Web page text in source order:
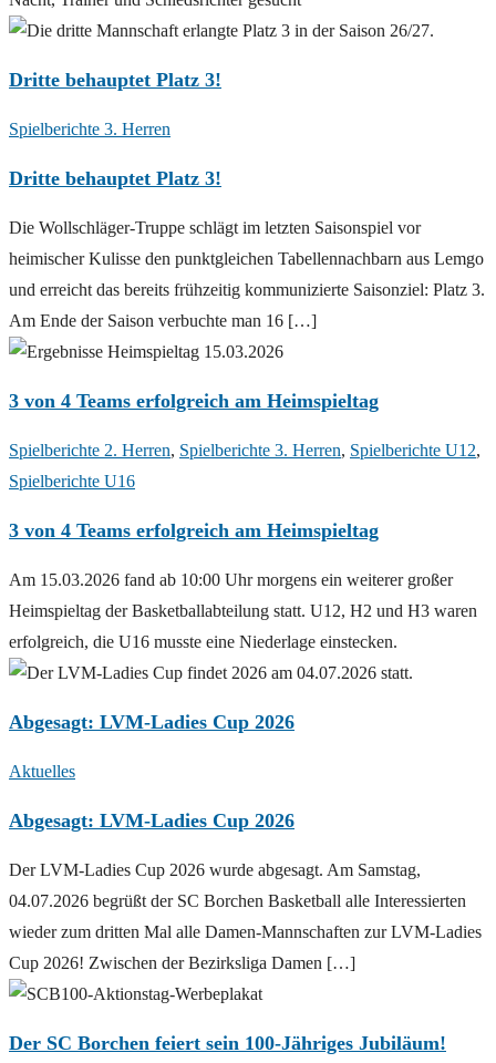
Dritte behauptet Platz 3!
Spielberichte 3. Herren
Dritte behauptet Platz 3!
Die Wollschläger-Truppe schlägt im letzten Saisonspiel vor
heimischer Kulisse den punktgleichen Tabellennachbarn aus Lemgo
und erreicht das bereits frühzeitig kommunizierte Saisonziel: Platz 3.
Am Ende der Saison verbuchte man 16 […]
3 von 4 Teams erfolgreich am Heimspieltag
Spielberichte 2. Herren, Spielberichte 3. Herren, Spielberichte U12,
Spielberichte U16
3 von 4 Teams erfolgreich am Heimspieltag
Am 15.03.2026 fand ab 10:00 Uhr morgens ein weiterer großer
Heimspieltag der Basketballabteilung statt. U12, H2 und H3 waren
erfolgreich, die U16 musste eine Niederlage einstecken.
Abgesagt: LVM-Ladies Cup 2026
Aktuelles
Abgesagt: LVM-Ladies Cup 2026
Der LVM-Ladies Cup 2026 wurde abgesagt. Am Samstag,
04.07.2026 begrüßt der SC Borchen Basketball alle Interessierten
wieder zum dritten Mal alle Damen-Mannschaften zur LVM-Ladies
Cup 2026! Zwischen der Bezirksliga Damen […]
Der SC Borchen feiert sein 100-Jähriges Jubiläum!